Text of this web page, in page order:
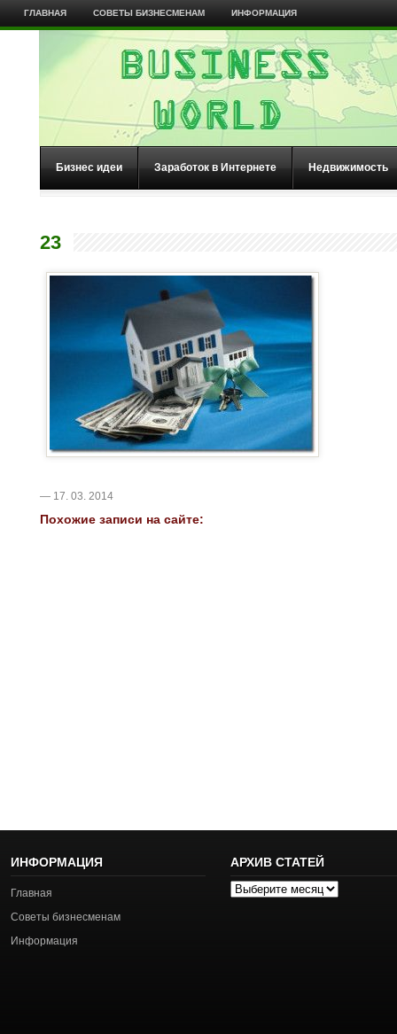
ГЛАВНАЯ СОВЕТЫ БИЗНЕСМЕНАМ ИНФОРМАЦИЯ
Бизнес идеи Заработок в Интернете Недвижимость
23
— 17. 03. 2014
Похожие записи на сайте:
ИНФОРМАЦИЯ
Главная
Советы бизнесменам
Информация
АРХИВ СТАТЕЙ
Архив